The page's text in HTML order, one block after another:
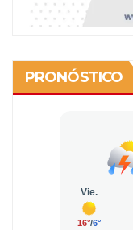
PRONÓSTICO